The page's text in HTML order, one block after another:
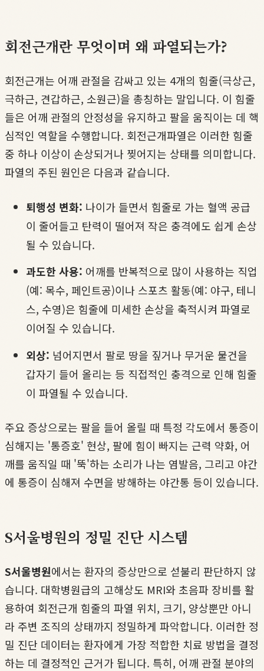
회전근개란 무엇이며 왜 파열되는가?
회전근개는 어깨 관절을 감싸고 있는 4개의 힘줄(극상근,
극하근, 견갑하근, 소원근)을 총칭하는 말입니다. 이 힘줄
들은 어깨 관절의 안정성을 유지하고 팔을 움직이는 데 핵
심적인 역할을 수행합니다. 회전근개파열은 이러한 힘줄
중 하나 이상이 손상되거나 찢어지는 상태를 의미합니다.
파열의 주된 원인은 다음과 같습니다.
퇴행성 변화: 나이가 들면서 힘줄로 가는 혈액 공급
이 줄어들고 탄력이 떨어져 작은 충격에도 쉽게 손상
될 수 있습니다.
과도한 사용: 어깨를 반복적으로 많이 사용하는 직업
(예: 목수, 페인트공)이나 스포츠 활동(예: 야구, 테니
스, 수영)은 힘줄에 미세한 손상을 축적시켜 파열로
이어질 수 있습니다.
외상: 넘어지면서 팔로 땅을 짚거나 무거운 물건을
갑자기 들어 올리는 등 직접적인 충격으로 인해 힘줄
이 파열될 수 있습니다.
주요 증상으로는 팔을 들어 올릴 때 특정 각도에서 통증이
심해지는 '통증호' 현상, 팔에 힘이 빠지는 근력 약화, 어
깨를 움직일 때 '뚝'하는 소리가 나는 염발음, 그리고 야간
에 통증이 심해져 수면을 방해하는 야간통 등이 있습니다.
S서울병원의 정밀 진단 시스템
S서울병원에서는 환자의 증상만으로 섣불리 판단하지 않
습니다. 대학병원급의 고해상도 MRI와 초음파 장비를 활
용하여 회전근개 힘줄의 파열 위치, 크기, 양상뿐만 아니
라 주변 조직의 상태까지 정밀하게 파악합니다. 이러한 정
밀 진단 데이터는 환자에게 가장 적합한 치료 방법을 결정
하는 데 결정적인 근거가 됩니다. 특히, 어깨 관절 분야의